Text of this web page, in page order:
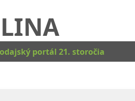
portál 21. storočia